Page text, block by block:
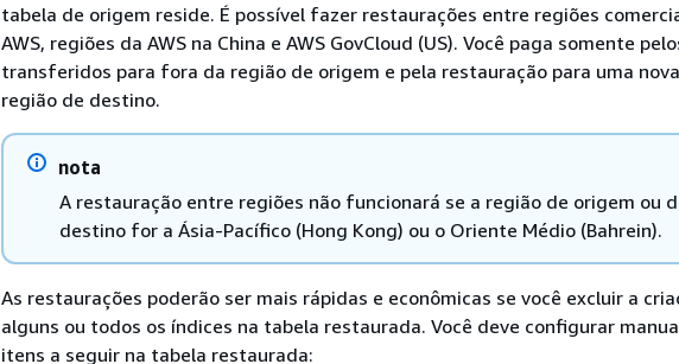
tabela de origem reside. É possível fazer restaurações entre regiões
AWS, regiões da AWS na China e AWS GovCloud (US). Você paga somente
transferidos para fora da região de origem e pela restauração para uma
região de destino.
nota
A restauração entre regiões não funcionará se a região de origem ou
destino for a Ásia-Pacífico (Hong Kong) ou o Oriente Médio (Bahrein).
As restaurações poderão ser mais rápidas e econômicas se você excluir a
alguns ou todos os índices na tabela restaurada. Você deve configurar
itens a seguir na tabela restaurada: